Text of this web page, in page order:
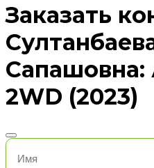
Заказать
Сапашовна:
2WD (2023)